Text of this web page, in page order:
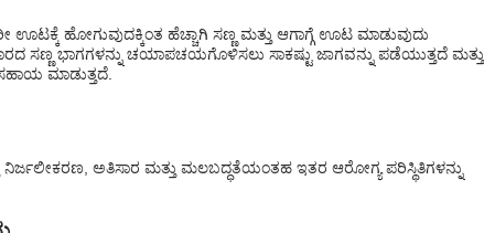
ಊಟಕ್ಕೆ ಹೋಗುವುದಕ್ಕಿಂತ ಹೆಚ್ಚಾಗಿ ಸಣ್ಣ ಮತ್ತು ಆಗಾಗ್ಗೆ ಊಟ ಮಾಡುವುದು
ಸಣ್ಣ ಭಾಗಗಳನ್ನು ಚಯಾಪಚಯಗೊಳಿಸಲು ಸಾಕಷ್ಟು ಜಾಗವನ್ನು ಪಡೆಯುತ್ತದೆ ಮತ್ತು
ಮಾಡುತ್ತದೆ.
ಅತಿಸಾರ ಮತ್ತು ಮಲಬದ್ಧತೆಯಂತಹ ಇತರ ಆರೋಗ್ಯ ಪರಿಸ್ಥಿತಿಗಳನ್ನು